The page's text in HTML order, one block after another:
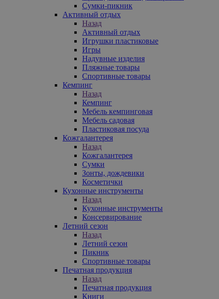
Сумки-пикник
Активный отдых
Назад
Активный отдых
Игрушки пластиковые
Игры
Надувные изделия
Пляжные товары
Спортивные товары
Кемпинг
Назад
Кемпинг
Мебель кемпинговая
Мебель садовая
Пластиковая посуда
Кожгалантерея
Назад
Кожгалантерея
Сумки
Зонты, дождевики
Косметички
Кухонные инструменты
Назад
Кухонные инструменты
Консервирование
Летний сезон
Назад
Летний сезон
Пикник
Спортивные товары
Печатная продукция
Назад
Печатная продукция
Книги